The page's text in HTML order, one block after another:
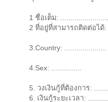
1 ชื่อเต็ม:
2 ที่อยู่ที่สามารถติดต่อได้:
3.Country: .....................
4.Sex: ...............
5. วงเงินกู้ที่ต้องการ:
6. เงินกู้ระยะเวลา: